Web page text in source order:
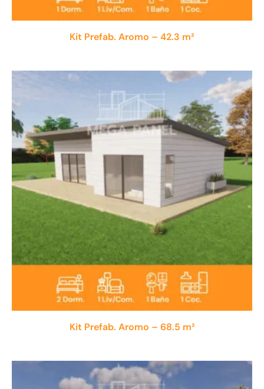
Kit Prefab. Aromo – 42.3 m²
Kit Prefab. Aromo – 68.5 m²